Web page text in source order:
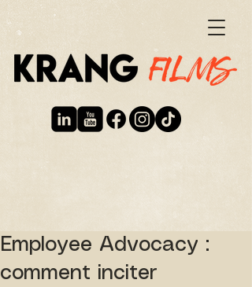
Employee Advocacy :
comment inciter